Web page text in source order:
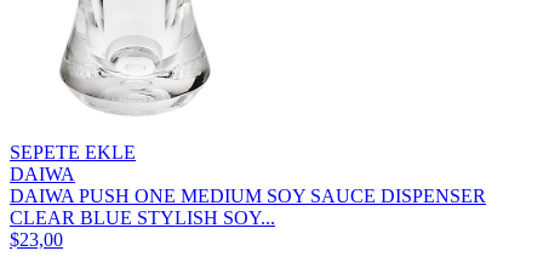
SEPETE EKLE
DAIWA
DAIWA PUSH ONE MEDIUM SOY SAUCE DISPENSER
CLEAR BLUE STYLISH SOY...
$23,00